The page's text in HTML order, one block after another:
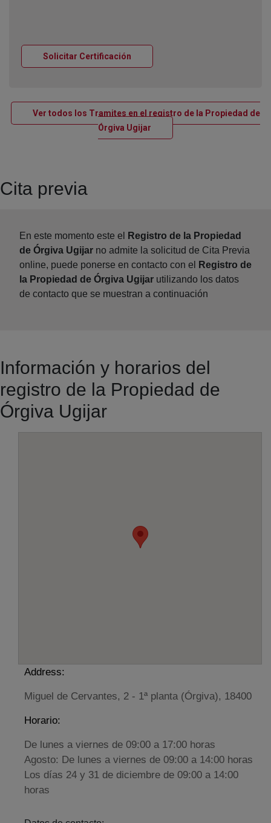
Solicitar Certificación
Ver todos los Tramites en el registro de la Propiedad de
Órgiva Ugijar Ventana nueva
Cita previa
En este momento este el
Registro de la Propiedad
de Órgiva Ugijar no admite la solicitud de Cita Previa
online, puede ponerse en contacto con el
Registro de
la Propiedad de Órgiva Ugijar utilizando los datos
de contacto que se muestran a continuación
Información y horarios del
registro de la Propiedad de
Órgiva Ugijar
Address:
Miguel de Cervantes, 2 - 1ª planta (Órgiva), 18400
Horario:
De lunes a viernes de 09:00 a 17:00 horas
Agosto: De lunes a viernes de 09:00 a 14:00 horas
Los días 24 y 31 de diciembre de 09:00 a 14:00
horas